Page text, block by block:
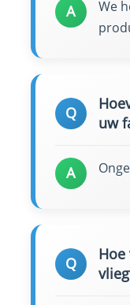
A
We
Q
uw
A
Q